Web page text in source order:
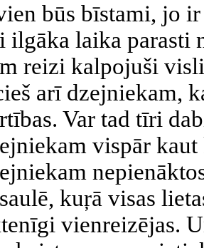
būs bīstami, jo
ilgāka laika parasti
reizi kalpojuši
arī dzejniekam,
Var tad tīri
vispār
kuŗā visas
vienreizējas.